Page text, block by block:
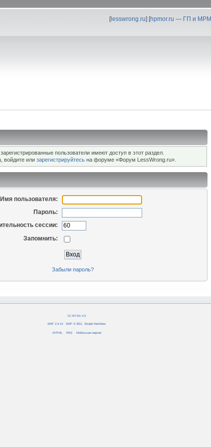
[lesswrong.ru] [hpmor.ru — ГП и МРМ
пользователи имеют доступ в этот раздел.
войдите или зарегистрируйтесьна форуме «Форум LessWrong.ru».
Имя пользователя:
Пароль:
сессии:
Запомнить:
Забыли пароль?
CC BY-SA 4.0
SMF 2.0.14 SMF © 2011 Simple Machines
XHTML RSS Мобильная версия